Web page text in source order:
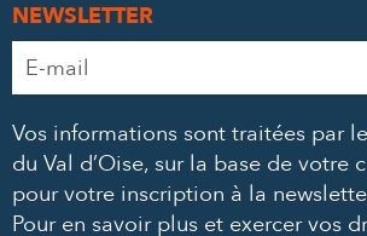
NEWSLETTER
Adresse
e-
*
Vos informations sont traitées par
du Val d’Oise, sur la base de votre
pour votre inscription à la
Pour en savoir plus et exercer vos